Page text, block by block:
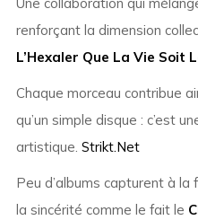
renforçant la dimension
L’Hexaler Que La Vie Soit
Chaque morceau contribue
qu’un simple disque : c’est
artistique. Strikt.Net
Peu d’albums capturent à la
la sincérité comme le fait le